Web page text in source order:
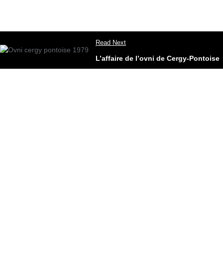
Read Next
L’affaire de l’ovni de Cergy-Pontoise